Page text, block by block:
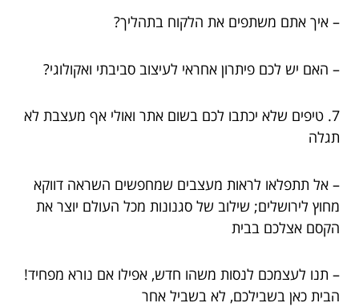
– איך אתם משתפים את הלקוח בתהליך?
– האם יש לכם פיתרון אחראי לעיצוב סביבתי ואקולוגי?
7. טיפים שלא יכתבו לכם בשום אתר ואולי אף מעצבת לא
תגלה
– אל תתפלאו לראות מעצבים שמחפשים השראה דווקא
מחוץ לירושלים; שילוב של סגנונות מכל העולם יוצר את
הקסם אצלכם בבית
– תנו לעצמכם לנסות משהו חדש, אפילו אם נורא מפחיד!
הבית כאן בשבילכם, לא בשביל אחר